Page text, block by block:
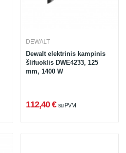
DEWALT
Dewalt elektrinis kampinis
šlifuoklis DWE4233, 125
mm, 1400 W
112,40 € su PVM